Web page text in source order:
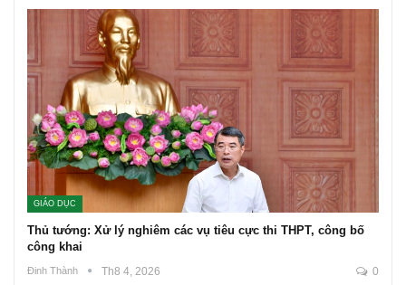
GIÁO DỤC
Thủ tướng: Xử lý nghiêm các vụ tiêu cực thi THPT, công bố
công khai
Đinh Thành Th8 4, 2026 0